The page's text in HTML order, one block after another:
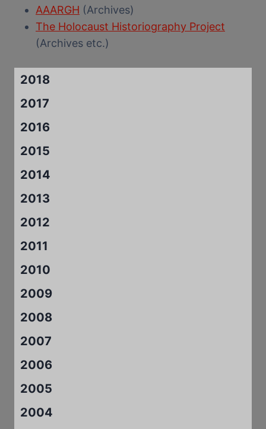
AAARGH (Archives)
The Holocaust Historiography Project
(Archives etc.)
2018
2017
2016
2015
2014
2013
2012
2011
2010
2009
2008
2007
2006
2005
2004